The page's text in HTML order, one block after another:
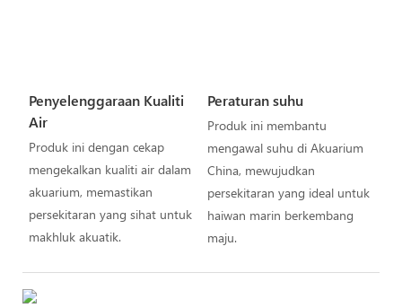
Penyelenggaraan Kualiti
Air
Produk ini dengan cekap
mengekalkan kualiti air dalam
akuarium, memastikan
persekitaran yang sihat untuk
makhluk akuatik.
Peraturan suhu
Produk ini membantu
mengawal suhu di Akuarium
China, mewujudkan
persekitaran yang ideal untuk
haiwan marin berkembang
maju.